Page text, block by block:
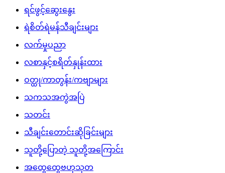
ရင်ဖွင့်ဆွေးနွေး
ရဲစိတ်ရဲမန်သီချင်းများ
လက်မှုပညာ
လစာနှင့်စရိတ်နှုန်းထား
ဝတ္ထု/ကာတွန်း/ကဗျာများ
သကသအကွဲအပြဲ
သတင်း
သီချင်းတောင်းဆိုခြင်းများ
သူတို့ပြောတဲ့ သူတို့အကြောင်း
အထွေထွေဗဟုသုတ